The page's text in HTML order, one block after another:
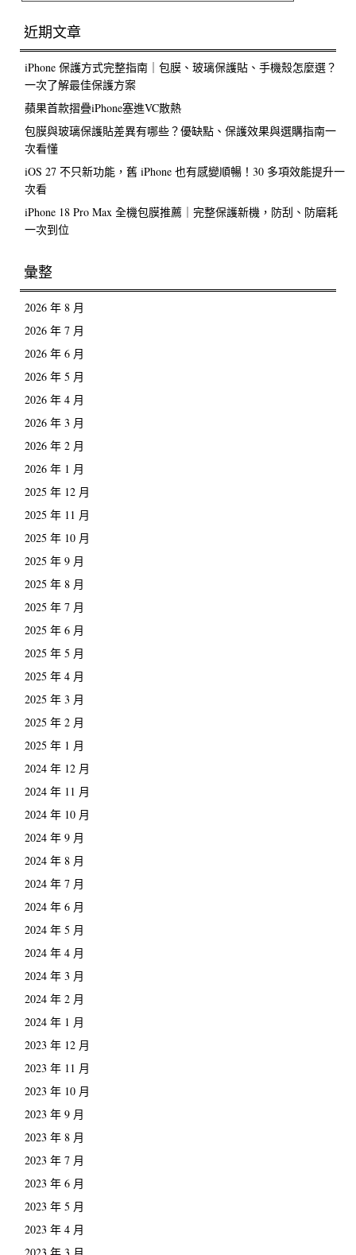
近期文章
iPhone 保護方式完整指南｜包膜、玻璃保護貼、手機殼怎麼選？
一次了解最佳保護方案
蘋果首款摺疊iPhone塞進VC散熱
包膜與玻璃保護貼差異有哪些？優缺點、保護效果與選購指南一
次看懂
iOS 27 不只新功能，舊 iPhone 也有感變順暢！30 多項效能提升一
次看
iPhone 18 Pro Max 全機包膜推薦｜完整保護新機，防刮、防磨耗
一次到位
彙整
2026 年 8 月
2026 年 7 月
2026 年 6 月
2026 年 5 月
2026 年 4 月
2026 年 3 月
2026 年 2 月
2026 年 1 月
2025 年 12 月
2025 年 11 月
2025 年 10 月
2025 年 9 月
2025 年 8 月
2025 年 7 月
2025 年 6 月
2025 年 5 月
2025 年 4 月
2025 年 3 月
2025 年 2 月
2025 年 1 月
2024 年 12 月
2024 年 11 月
2024 年 10 月
2024 年 9 月
2024 年 8 月
2024 年 7 月
2024 年 6 月
2024 年 5 月
2024 年 4 月
2024 年 3 月
2024 年 2 月
2024 年 1 月
2023 年 12 月
2023 年 11 月
2023 年 10 月
2023 年 9 月
2023 年 8 月
2023 年 7 月
2023 年 6 月
2023 年 5 月
2023 年 4 月